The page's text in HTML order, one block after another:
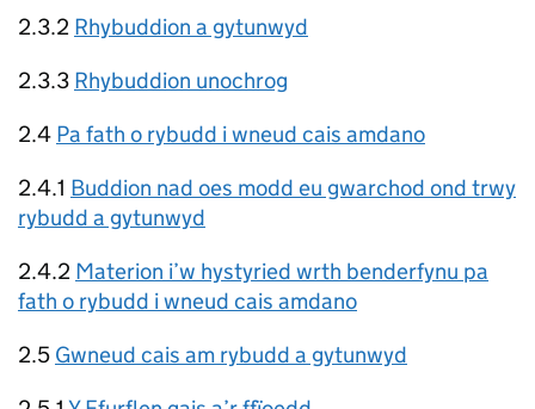
2.3.2 Rhybuddion a gytunwyd
2.3.3 Rhybuddion unochrog
2.4 Pa fath o rybudd i wneud cais amdano
2.4.1 Buddion nad oes modd eu gwarchod ond trwy
rybudd a gytunwyd
2.4.2 Materion i’w hystyried wrth benderfynu pa
fath o rybudd i wneud cais amdano
2.5 Gwneud cais am rybudd a gytunwyd